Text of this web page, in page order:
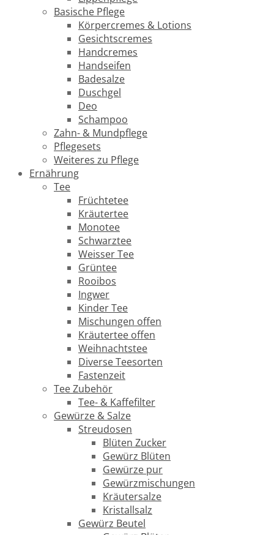
Basische Pflege
Körpercremes & Lotions
Gesichtscremes
Handcremes
Handseifen
Badesalze
Duschgel
Deo
Schampoo
Zahn- & Mundpflege
Pflegesets
Weiteres zu Pflege
Ernährung
Tee
Früchtetee
Kräutertee
Monotee
Schwarztee
Weisser Tee
Grüntee
Rooibos
Ingwer
Kinder Tee
Mischungen offen
Kräutertee offen
Weihnachtstee
Diverse Teesorten
Fastenzeit
Tee Zubehör
Tee- & Kaffefilter
Gewürze & Salze
Streudosen
Blüten Zucker
Gewürz Blüten
Gewürze pur
Gewürzmischungen
Kräutersalze
Kristallsalz
Gewürz Beutel